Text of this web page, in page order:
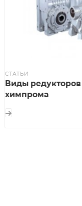
СТАТЬИ
Виды
химпрома